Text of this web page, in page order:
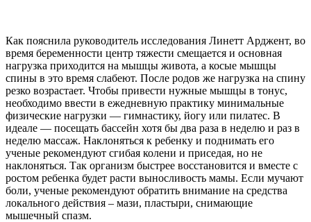
Как пояснила руководитель исследования Линетт Арджент, во
время беременности центр тяжести смещается и основная
нагрузка приходится на мышцы живота, а косые мышцы
спины в это время слабеют. После родов же нагрузка на спину
резко возрастает. Чтобы привести нужные мышцы в тонус,
необходимо ввести в ежедневную практику минимальные
физические нагрузки — гимнастику, йогу или пилатес. В
идеале — посещать бассейн хотя бы два раза в неделю и раз в
неделю массаж. Наклоняться к ребенку и поднимать его
ученые рекомендуют сгибая колени и приседая, но не
наклоняться. Так организм быстрее восстановится и вместе с
ростом ребенка будет расти выносливость мамы. Если мучают
боли, ученые рекомендуют обратить внимание на средства
локального действия – мази, пластыри, снимающие
мышечный спазм.